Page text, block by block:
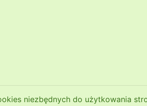
niezbędnych do użytkowania